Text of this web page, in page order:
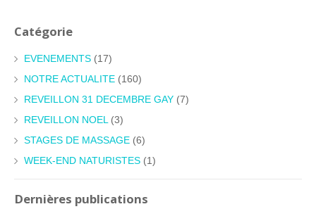
Catégorie
EVENEMENTS (17)
NOTRE ACTUALITE (160)
REVEILLON 31 DECEMBRE GAY (7)
REVEILLON NOEL(3)
STAGES DE MASSAGE (6)
WEEK-END NATURISTES (1)
Dernières publications